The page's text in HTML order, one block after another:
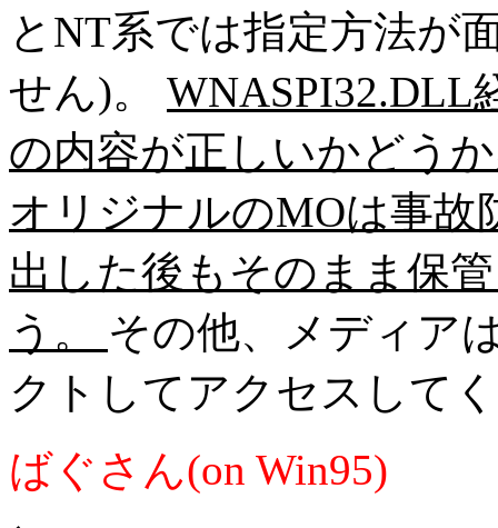
とNT系では指定方法が
せん)。 WNASPI32.DLL
の内容が正しいかどう
オリジナルのMOは事
出した後もそのまま保
う。 その他、メディア
クトしてアクセスして
ばぐさん(on Win95)